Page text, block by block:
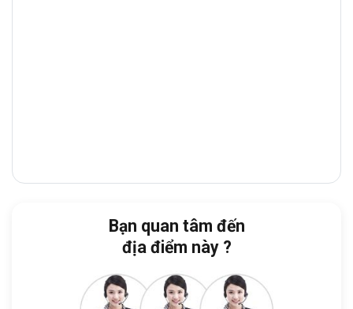
Chợ Bà Chiểu:6 phút
Nhà thờ Tân Định: 6 phút
Đặc biệt, tòa nhà nằm ngay khu
Phường Gia Định , một trong những
Bạn quan tâm đến
địa điểm này ?